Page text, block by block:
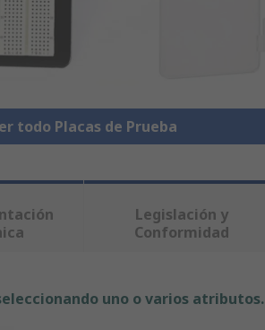
todo Placas de Prueba
Legislación y
Conformidad
uno o varios atributos.